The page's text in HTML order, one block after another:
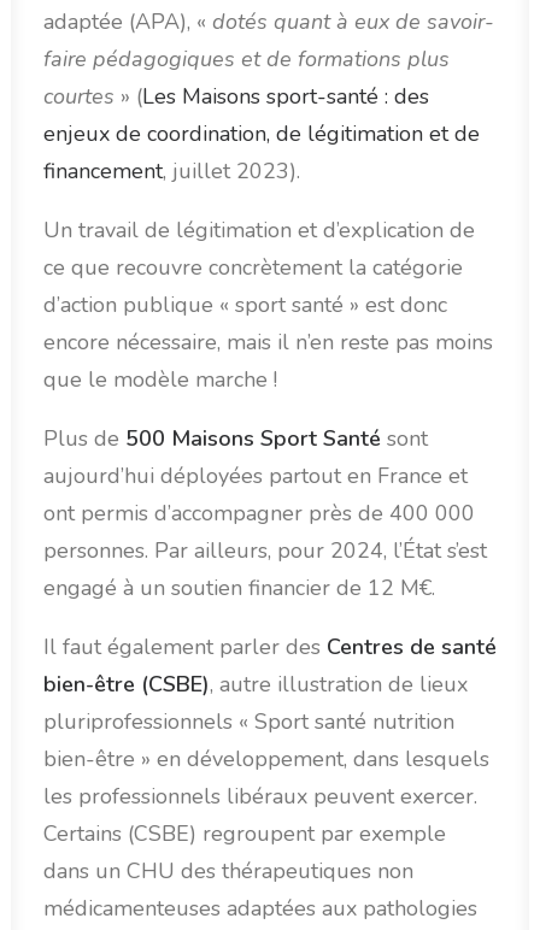
adaptée (APA), « dotés quant à eux de savoir-
faire pédagogiques et de formations plus
courtes » (Les Maisons sport-santé : des
enjeux de coordination, de légitimation et de
financement, juillet 2023).
Un travail de légitimation et d’explication de
ce que recouvre concrètement la catégorie
d’action publique « sport santé » est donc
encore nécessaire, mais il n’en reste pas moins
que le modèle marche !
Plus de 500 Maisons Sport Santé sont
aujourd’hui déployées partout en France et
ont permis d’accompagner près de 400 000
personnes. Par ailleurs, pour 2024, l’État s’est
engagé à un soutien financier de 12 M€.
Il faut également parler des Centres de santé
bien-être (CSBE), autre illustration de lieux
pluriprofessionnels « Sport santé nutrition
bien-être » en développement, dans lesquels
les professionnels libéraux peuvent exercer.
Certains (CSBE) regroupent par exemple
dans un CHU des thérapeutiques non
médicamenteuses adaptées aux pathologies